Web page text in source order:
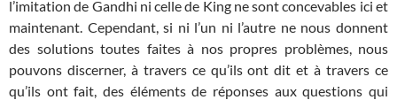
l’imitation de Gandhi ni celle de King ne sont concevables ici et
maintenant. Cependant, si ni l’un ni l’autre ne nous donnent
des solutions toutes faites à nos propres problèmes, nous
pouvons discerner, à travers ce qu’ils ont dit et à travers ce
qu’ils ont fait, des éléments de réponses aux questions qui